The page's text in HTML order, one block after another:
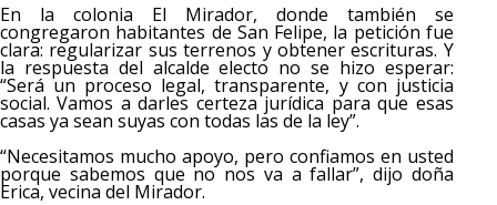
En la colonia El Mirador, donde también se
congregaron habitantes de San Felipe, la petición fue
clara: regularizar sus terrenos y obtener escrituras. Y
la respuesta del alcalde electo no se hizo esperar:
“Será un proceso legal, transparente, y con justicia
social. Vamos a darles certeza jurídica para que esas
casas ya sean suyas con todas las de la ley”.
“Necesitamos mucho apoyo, pero confiamos en usted
porque sabemos que no nos va a fallar”, dijo doña
Erica, vecina del Mirador.